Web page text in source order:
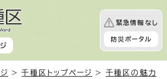
緊急情報なし
防災ポータル
>千種区トップページ > 千種区の魅力